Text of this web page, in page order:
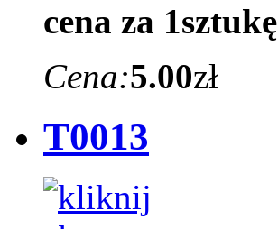
cena za 1sztukę
Cena:5.00zł
T0013